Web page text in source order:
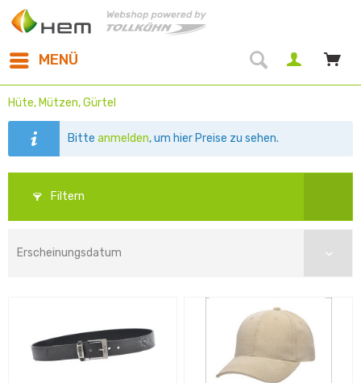
MENÜ
Hüte, Mützen, Gürtel
Bitteanmelden, um hier Preise zu sehen.
Filtern